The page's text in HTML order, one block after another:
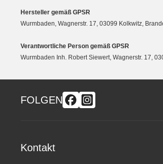
Hersteller gemäß GPSR
Wurmbaden, Wagnerstr. 17, 03099 Kolkwitz,
Verantwortliche Person gemäß GPSR
Wurmbaden Inh. Robert Siewert, Wagnerstr. 17,
FOLGEN
Kontakt